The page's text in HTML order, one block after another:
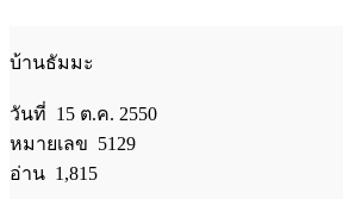
บ้านธัมมะ
วันที่ 15 ต.ค. 2550
หมายเลข 5129
อ่าน 1,815